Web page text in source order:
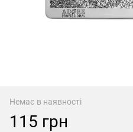
Немає в наявності
115 грн